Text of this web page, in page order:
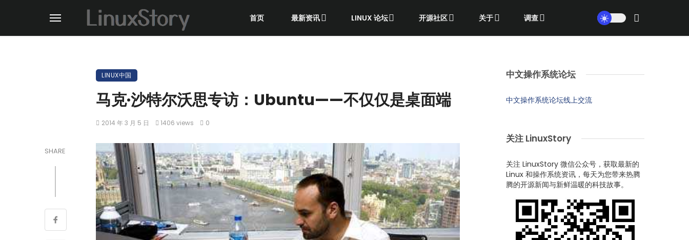
首页 最新资讯 LINUX 论坛 开源社区 关于 调查
LINUX中国
马克·沙特尔沃思专访：Ubuntu——不仅仅是桌面端
2014 年 3 月 5 日 1406 views 0
SHARE
中文操作系统论坛
中文操作系统论坛线上交流
关注 LinuxStory
关注 LinuxStory 微信公众号，获取最新的
Linux 和操作系统资讯，每天为您带来热腾
腾的开源新闻与新鲜温暖的科技故事。